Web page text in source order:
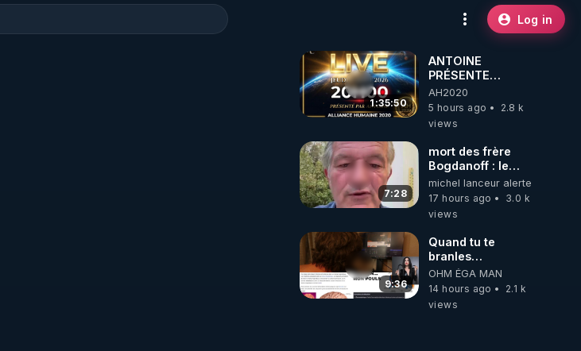
Log in
1:35:50
ANTOINE
PRÉSENTE
AH2020 LE LIVE
20H ***DU
06/08/2026***
AH2020
5 hours ago
2.8 k
views
7:28
mort des frère
Bogdanoff : le
mensonge d état
michel lanceur alerte
17 hours ago
3.0 k
views
9:36
Quand tu te
branles
bonhomme tu
émets des ondes
ils ont juste omis
OHM ÉGA MAN
14 hours ago
2.1 k
views